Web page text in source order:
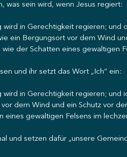
was sein wird, wenn Jesus regiert:
wird in Gerechtigkeit regieren; und
ein Bergungsort vor dem Wind
der Schatten eines gewaltigen
und ihr setzt das Wort „Ich“ ein:
in Gerechtigkeit regieren; und
dem Wind und ein Schutz vor
eines gewaltigen Felsens im
und setzen dafür „unsere